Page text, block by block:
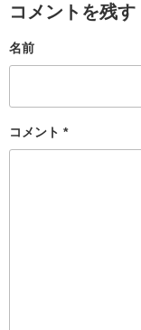
コメントを残す
コメント *
名前